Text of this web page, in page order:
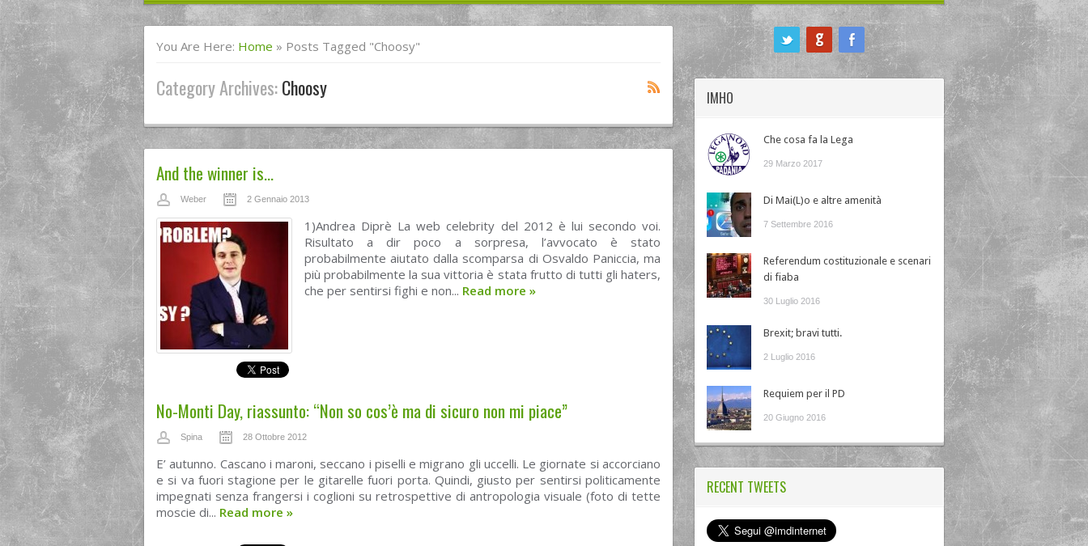
You Are Here: Home » Posts Tagged "Choosy"
Category Archives:Choosy
And the winner is…
Weber 2 Gennaio 2013
1)Andrea Diprè La web celebrity del 2012 è lui secondo voi.
Risultato a dir poco a sorpresa, l’avvocato è stato
probabilmente aiutato dalla scomparsa di Osvaldo Paniccia, ma
più probabilmente la sua vittoria è stata frutto di tutti gli haters,
che per sentirsi fighi e non... Read more »
No-Monti Day, riassunto: “Non so cos’è ma di sicuro non mi piace”
Spina 28 Ottobre 2012
E’ autunno. Cascano i maroni, seccano i piselli e migrano gli uccelli. Le giornate si accorciano
e si va fuori stagione per le gitarelle fuori porta. Quindi, giusto per sentirsi politicamente
impegnati senza frangersi i coglioni su retrospettive di antropologia visuale (foto di tette
moscie di... Read more »
IMHO
Che cosa fa la Lega
29 Marzo 2017
Di Mai(L)o e altre amenità
7 Settembre 2016
Referendum costituzionale e scenari
di fiaba
30 Luglio 2016
Brexit; bravi tutti.
2 Luglio 2016
Requiem per il PD
20 Giugno 2016
RECENT TWEETS